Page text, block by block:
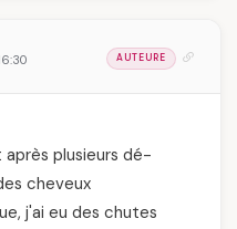
AUTEURE
plusieurs dé-
cheveux
j'ai eu des chutes